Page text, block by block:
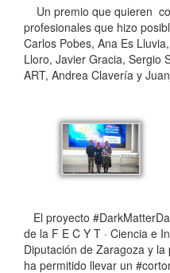
Un premio que quieren
profesionales que hizo
Carlos Pobes, Ana Es
Lloro, Javier Gracia, Sergio
ART, Andrea Clavería y
El proyecto
de la F E C Y T · Ciencia e
Diputación de Zaragoza y
ha permitido llevar un